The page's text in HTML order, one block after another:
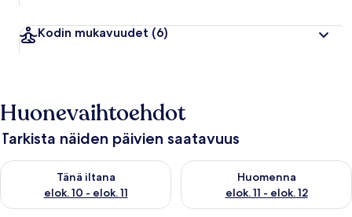
Kodin mukavuudet (6)
Huonevaihtoehdot
Tarkista näiden päivien saatavuus
Tänä iltana
elok. 10 - elok. 11
Tarkista tämän illan saatavuus elok. 10 - elok. 11
Huomenna
elok. 11 - elok. 12
Tarkista huomisen saatavuus